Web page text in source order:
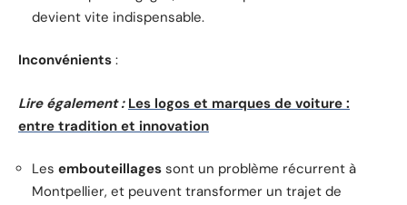
devient vite indispensable.
Inconvénients :
Lire également : Les logos et marques de voiture :
entre tradition et innovation
Les embouteillages sont un problème récurrent à
Montpellier, et peuvent transformer un trajet de